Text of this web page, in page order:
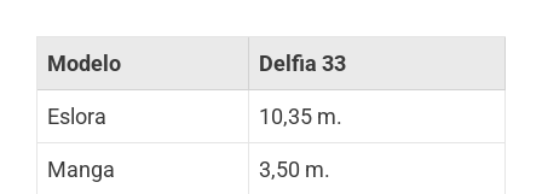
Modelo Delfia 33
Eslora 10,35 m.
Manga 3,50 m.